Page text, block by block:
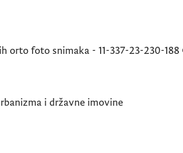
orto foto snimaka - 11-337-23-230-188
i državne imovine